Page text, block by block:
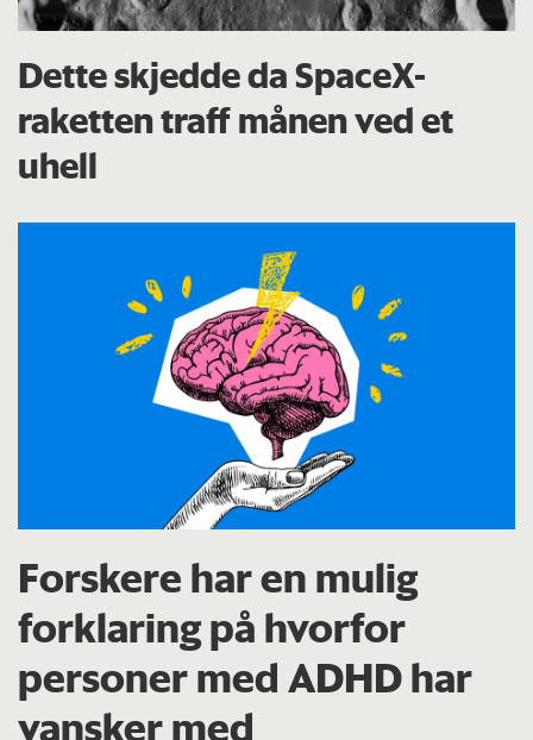
Dette skjedde da SpaceX-
raketten traff månen ved et
uhell
Forskere har en mulig
forklaring på hvorfor
personer med ADHD har
vansker med